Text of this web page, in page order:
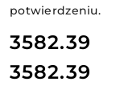
potwierdzeniu.
cena:
3582.39
Cena:
3582.39